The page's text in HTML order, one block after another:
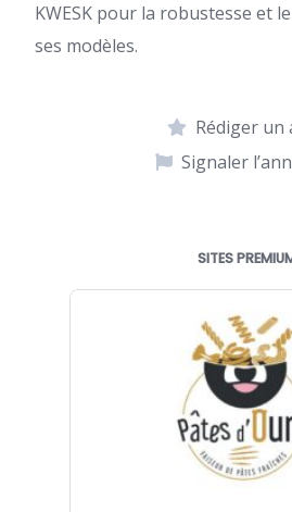
KWESK pour la robustesse et
ses modèles.
Rédiger un
Signaler
SITES